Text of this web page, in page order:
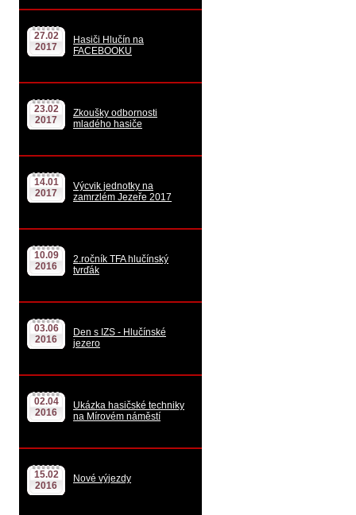
27.02
2017
Hasiči Hlučín na
FACEBOOKU
23.02
2017
Zkoušky odbornosti
mladého hasiče
14.01
2017
Výcvik jednotky na
zamrzlém Jezeře 2017
10.09
2016
2.ročník TFA hlučínský
tvrďák
03.06
2016
Den s IZS - Hlučínské
jezero
02.04
2016
Ukázka hasičské techniky
na Mírovém náměstí
15.02
2016
Nové výjezdy